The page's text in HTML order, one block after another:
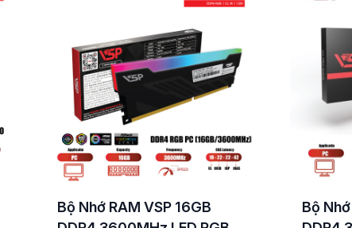
Bộ Nhớ RAM VSP 16GB
Bộ